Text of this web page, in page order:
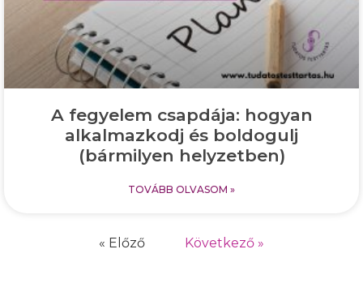
A fegyelem csapdája: hogyan
alkalmazkodj és boldogulj
(bármilyen helyzetben)
TOVÁBB OLVASOM »
« Előző Következő »